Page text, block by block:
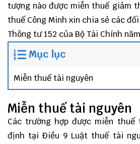
tượng nào được miễn thuế giảm
thuế Công Minh xin chia sẻ các
Thông tư 152 của Bộ Tài Chính
Mục lục
Miễn thuế tài nguyên
Miễn thuế tài nguyên
Các trường hợp được miễn thuế
định tại Điều 9 Luật thuế tài